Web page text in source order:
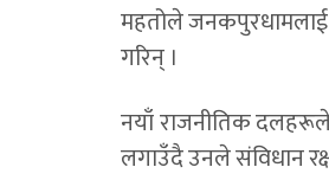
महतोले जनकपुरधामलाई
गरिन् ।
नयाँ राजनीतिक दलहरूले
लगाउँदै उनले संविधान